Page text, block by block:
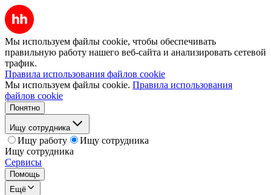
Мы используем файлы cookie, чтобы обеспечивать
правильную работу нашего веб-сайта и анализировать сетевой
трафик.
Правила использования файлов cookie
Мы используем файлы cookie. Правила использования
файлов cookie
Понятно
Ищу сотрудника
Ищу работу
Ищу сотрудника
Ищу сотрудника
Сервисы
Помощь
Ещё